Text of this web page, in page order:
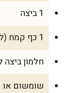
1 ביצה
1 כף קמח (למשטח רידוד)
חלמון ביצה
שומשום או